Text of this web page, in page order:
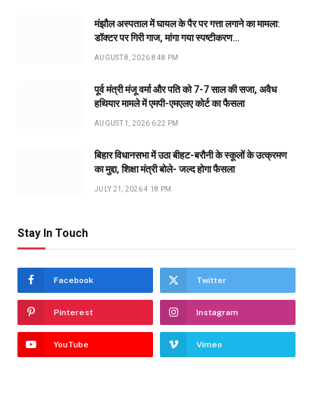
मंझौल अस्पताल में घायल के पैर पर गत्ता लगाने का मामला:
डॉक्टर पर गिरी गाज, मांगा गया स्पष्टीकरण…
AUGUST 8, 2026 8:48 PM
पूर्व मंत्री मंजू वर्मा और पति को 7-7 साल की सजा, अवैध
हथियार मामले में एमपी-एमएलए कोर्ट का फैसला
AUGUST 1, 2026 6:22 PM
बिहार विधानसभा में उठा बीहट-बरौनी के स्कूलों के उत्क्रमण
का मुद्दा, शिक्षा मंत्री बोले- जल्द होगा फैसला
JULY 21, 2026 4:18 PM
Stay In Touch
Facebook Twitter
Pinterest Instagram
YouTube Vimeo